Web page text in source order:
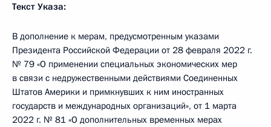
Текст Указа:
В дополнение к мерам, предусмотренным указами
Президента Российской Федерации от 28 февраля 2022 г.
№ 79 «О применении специальных экономических мер
в связи с недружественными действиями Соединенных
Штатов Америки и примкнувших к ним иностранных
государств и международных организаций», от 1 марта
2022 г. № 81 «О дополнительных временных мерах